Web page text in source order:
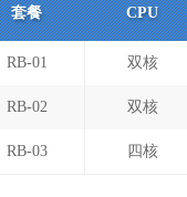
套餐 CPU
RB-01 双核
RB-02 双核
RB-03 四核